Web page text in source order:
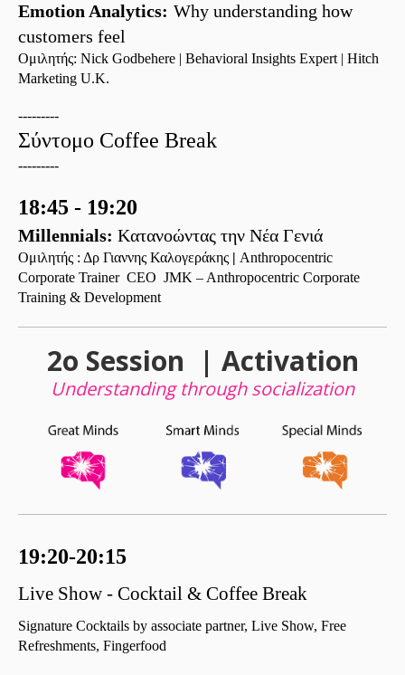
Emotion Analytics: Why understanding how
customers feel
Ομιλητής: Nick Godbehere | Behavioral Insights Expert | Hitch
Marketing U.K.
---------
Σύντομο Coffee Break
---------
18:45 - 19:20
Millennials: Kατανοώντας την Νέα Γενιά
Ομιλητής : Δρ Γιαννης Καλογεράκης | Anthropocentric
Corporate Trainer CEO JMK – Anthropocentric Corporate
Training & Development
2ο Session | Activation
Understanding through socialization
19:20-20:15
Live Show - Cocktail & Coffee Break
Signature Cocktails by associate partner, Live Show, Free
Refreshments, Fingerfood